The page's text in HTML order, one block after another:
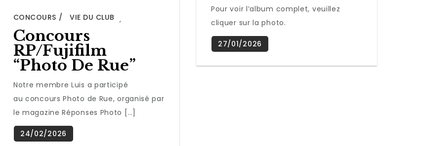
CONCOURS ,
VIE DU CLUB
Concours
RP/Fujifilm
“Photo De Rue”
Notre membre Luis a participé
au concours Photo de Rue, organisé par
le magazine Réponses Photo […]
Pour voir l’album complet, veuillez
cliquer sur la photo.